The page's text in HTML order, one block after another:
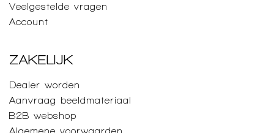
Veelgestelde vragen
Account
ZAKELIJK
Dealer worden
Aanvraag beeldmateriaal
B2B webshop
Algemene voorwaarden